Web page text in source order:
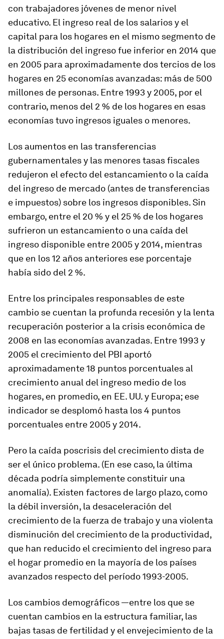
con trabajadores jóvenes de menor nivel
educativo. El ingreso real de los salarios y el
capital para los hogares en el mismo segmento de
la distribución del ingreso fue inferior en 2014 que
en 2005 para aproximadamente dos tercios de los
hogares en 25 economías avanzadas: más de 500
millones de personas. Entre 1993 y 2005, por el
contrario, menos del 2 % de los hogares en esas
economías tuvo ingresos iguales o menores.
Los aumentos en las transferencias
gubernamentales y las menores tasas fiscales
redujeron el efecto del estancamiento o la caída
del ingreso de mercado (antes de transferencias
e impuestos) sobre los ingresos disponibles. Sin
embargo, entre el 20 % y el 25 % de los hogares
sufrieron un estancamiento o una caída del
ingreso disponible entre 2005 y 2014, mientras
que en los 12 años anteriores ese porcentaje
había sido del 2 %.
Entre los principales responsables de este
cambio se cuentan la profunda recesión y la lenta
recuperación posterior a la crisis económica de
2008 en las economías avanzadas. Entre 1993 y
2005 el crecimiento del PBI aportó
aproximadamente 18 puntos porcentuales al
crecimiento anual del ingreso medio de los
hogares, en promedio, en EE. UU. y Europa; ese
indicador se desplomó hasta los 4 puntos
porcentuales entre 2005 y 2014.
Pero la caída poscrisis del crecimiento dista de
ser el único problema. (En ese caso, la última
década podría simplemente constituir una
anomalía). Existen factores de largo plazo, como
la débil inversión, la desaceleración del
crecimiento de la fuerza de trabajo y una violenta
disminución del crecimiento de la productividad,
que han reducido el crecimiento del ingreso para
el hogar promedio en la mayoría de los países
avanzados respecto del período 1993-2005.
Los cambios demográficos —entre los que se
cuentan cambios en la estructura familiar, las
bajas tasas de fertilidad y el envejecimiento de la